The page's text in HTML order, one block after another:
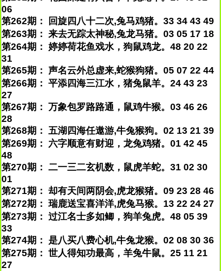
06
第262期： 回旋四八十二次,兔马鸡猪。33 34 43 49
第263期： 来去无踪太神秘,兔龙马猪。03 05 17 18
第264期： 婷婷荷花鱼戏水，狗鼠鸡龙。48 20 22
31
第265期： 声名云外总虚来,蛇猴狗猪。05 07 22 44
第266期： 平添四海三江水，猪兔鼠羊。24 43 23
27
第267期： 万象包罗路路通，鼠鸡牛猴。03 46 26
28
第268期： 五湖四海任遨游,牛兔猴狗。02 13 21 39
第269期： 六字顺意有财迎，龙兔鸡猪。01 42 45
48
第270期： 二一三二玄机数，鼠虎羊蛇。31 02 30
01
第271期： 却有天间两阴会,虎龙猴猪。09 23 28 46
第272期： 瑞鹿送宝喜洋洋,虎兔马猴。13 22 24 27
第273期： 过江名士多如鲫，狗羊兔虎。48 05 39
33
第274期： 是八买八费心机,牛兔龙猴。02 08 30 36
第275期： 世人得知功最高，羊兔牛鼠。25 11 21
27